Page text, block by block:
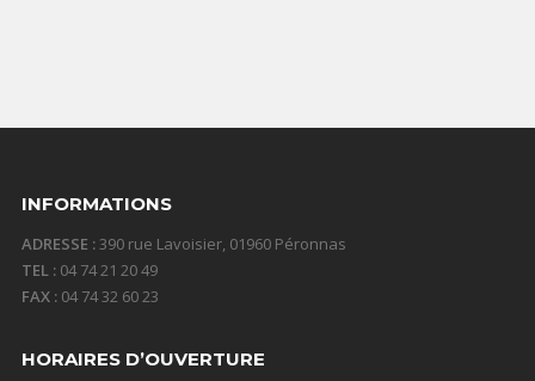
INFORMATIONS
ADRESSE :390 rue Lavoisier, 01960 Péronnas
TEL :04 74 21 20 49
FAX :04 74 32 60 23
HORAIRES D’OUVERTURE